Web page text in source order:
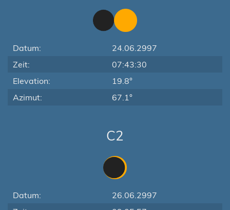
Datum:
24.06.2997
Zeit:
07:43:30
Elevation:
19.8°
Azimut:
67.1°
C2
Datum:
26.06.2997